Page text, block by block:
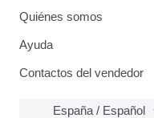
Quiénes somos
Ayuda
Contactos del vendedor
España / Español